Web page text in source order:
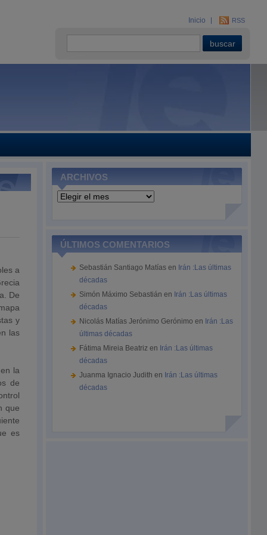
Inicio RSS
a
De
y
las
la
de
que
es
ARCHIVOS
Archivos
ÚLTIMOS COMENTARIOS
Sebastián Santiago Matías en Irán :Las últimas
décadas
Simón Máximo Sebastián en Irán :Las últimas
décadas
Nicolás Matías Jerónimo Gerónimo en Irán :Las
últimas décadas
Fátima Mireia Beatriz en Irán :Las últimas
décadas
Juanma Ignacio Judith en Irán :Las últimas
décadas